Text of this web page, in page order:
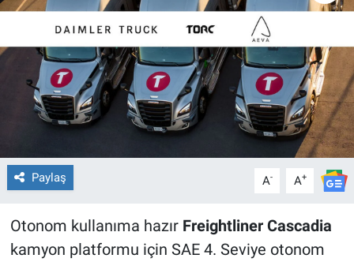
Paylaş A- A+
Otonom kullanıma hazır Freightliner Cascadia
kamyon platformu için SAE 4. Seviye otonom